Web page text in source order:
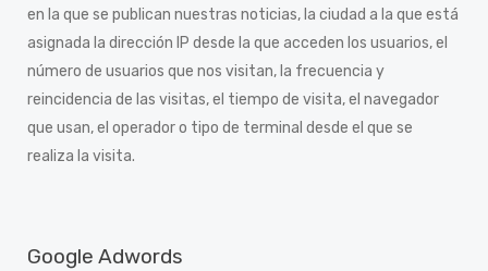
en la que se publican nuestras noticias, la ciudad a la que está
asignada la dirección IP desde la que acceden los usuarios, el
número de usuarios que nos visitan, la frecuencia y
reincidencia de las visitas, el tiempo de visita, el navegador
que usan, el operador o tipo de terminal desde el que se
realiza la visita.
Google Adwords